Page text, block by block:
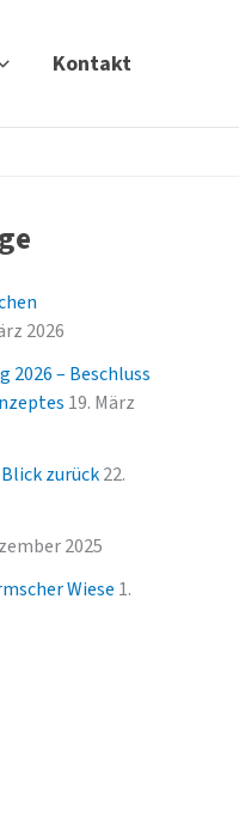
Kontakt
2026
– Beschluss
19. März
zurück22.
2025
Wiese 1.